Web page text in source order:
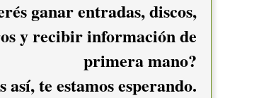
no te
que llegado
por nada,
a las
ganar entradas, discos,
y recibir información de
primera mano?
así, te estamos esperando.